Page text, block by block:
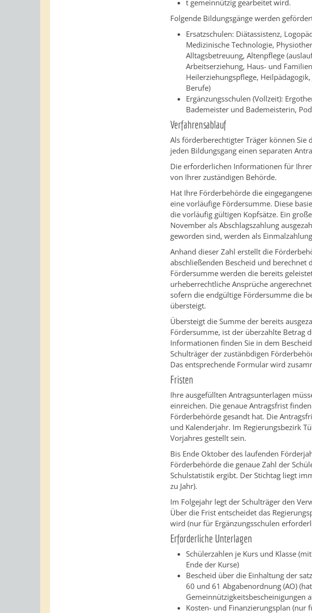
t gemeinnützig gearbeitet wird.
Folgende Bildungsgänge werden
Ersatzschulen: Diätassistenz,
Medizinische Technologie,
Alltagsbetreuung, Altenpflege
Arbeitserziehung, Haus- und
Heilerziehungspflege,
Berufe)
Ergänzungsschulen (Vollzeit):
Bademeister und Bademeisterin,
Verfahrensablauf
Als förderberechtigter Träger können Sie
jeden Bildungsgang einen separaten
Die erforderlichen Informationen für
von Ihrer zuständigen Behörde.
Hat Ihre Förderbehörde die
eine vorläufige Fördersumme. Diese
die vorläufig gültigen Kopfsätze. Ein
November als Abschlagszahlung
geworden sind, werden als
Anhand dieser Zahl erstellt die
abschließenden Bescheid und berechnet
Fördersumme werden die bereits
urheberrechtliche Ansprüche
sofern die endgültige Fördersumme die
übersteigt.
Übersteigt die Summe der bereits
Fördersumme, ist der überzahlte Betrag
Informationen finden Sie in dem
Schulträger der zustänbdigen
Das entsprechende Formular wird
Fristen
Ihre ausgefüllten Antragsunterlagen
einreichen. Die genaue Antragsfrist
Förderbehörde gesandt hat. Die
und Kalenderjahr. Im Regierungsbezirk
Vorjahres gestellt sein.
Bis Ende Oktober des laufenden
Förderbehörde die genaue Zahl der
Schulstatistik ergibt. Der Stichtag liegt
zu Jahr).
Im Folgejahr legt der Schulträger den
Über die Frist entscheidet das
wird (nur für Ergänzungsschulen
Erforderliche Unterlagen
Schülerzahlen je Kurs und Klasse
Ende der Kurse)
Bescheid über die Einhaltung der
60 und 61 Abgabenordnung (AO)
Gemeinnützigkeitsbescheinigungen
Kosten- und Finanzierungsplan (nur